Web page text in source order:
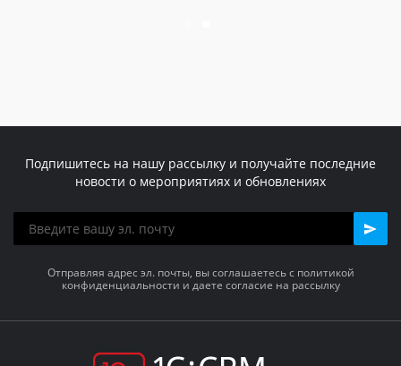
Подпишитесь на нашу рассылку и получайте последние
новости о мероприятиях и обновлениях
Отправляя адрес эл. почты, вы соглашаетесь с политикой
конфиденциальности и даете согласие на рассылку